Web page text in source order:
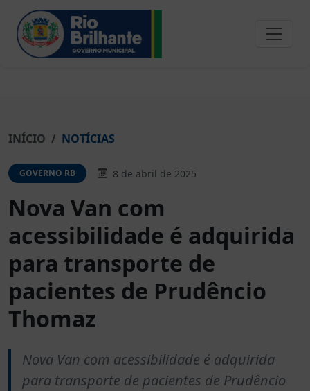
INÍCIO NOTÍCIAS
GOVERNO RB 8 de abril de 2025
Nova Van com
acessibilidade é adquirida
para transporte de
pacientes de Prudêncio
Thomaz
Nova Van com acessibilidade é adquirida
para transporte de pacientes de Prudêncio